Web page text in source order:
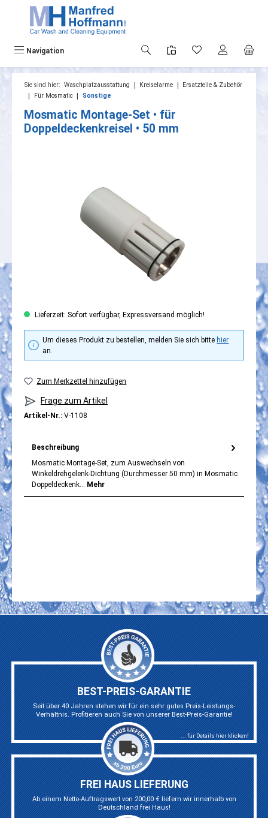
springen
Navigation
Sie sind hier: Waschplatzausstattung | Kreiselarme | Ersatzteile & Zubehör
| Für Mosmatic | Sonstige
Mosmatic Montage-Set • für
Doppeldeckenkreisel • 50 mm
Lieferzeit: Sofort verfügbar, Expressversand möglich!
Um dieses Produkt zu bestellen, melden Sie sich bitte hier
an.
Zum Merkzettel hinzufügen
Frage zum Artikel
Artikel-Nr.: V-1108
Beschreibung
Mosmatic Montage-Set, zum Auswechseln von
Winkeldrehgelenk-Dichtung (Durchmesser 50 mm) in Mosmatic
Doppeldeckenk… Mehr
BEST-PREIS-GARANTIE
Seit über 40 Jahren stehen wir für ein sehr gutes Preis-Leistungs-
Verhältnis. Profitieren auch Sie von unserer Best-Preis-Garantie!
... für Details hier klicken!
FREI HAUS LIEFERUNG
Ab einem Netto-Auftragswert von 200,00 € liefern wir innerhalb von
Deutschland frei Haus!